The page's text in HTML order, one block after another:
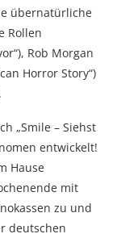
übernatürliche
Rollen
Rob Morgan
Horror Story“)
„Smile – Siehst
entwickelt!
Hause
mit
zu und
deutschen